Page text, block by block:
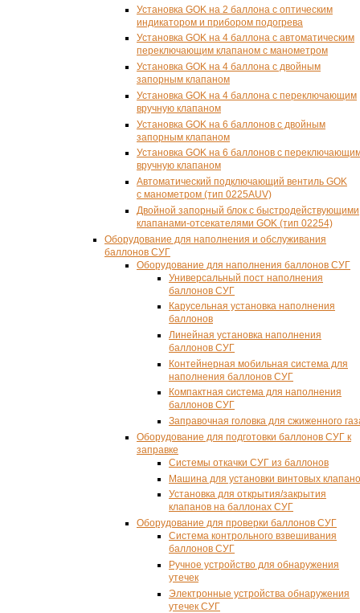
Установка GOK на 2 баллона с оптическим
индикатором и прибором подогрева
Установка GOK на 4 баллона с автоматическим
переключающим клапаном с манометром
Установка GOK на 4 баллона с двойным
запорным клапаном
Установка GOK на 4 баллона с переключающим
вручную клапаном
Установка GOK на 6 баллонов с двойным
запорным клапаном
Установка GOK на 6 баллонов с
вручную клапаном
Автоматический подключающий вентиль GOK
с манометром (тип 0225AUV)
Двойной запорный блок с быстродействующими
клапанами-отсекателями GOK (тип 02254)
Оборудование для наполнения и обслуживания
баллонов СУГ
Оборудование для наполнения баллонов СУГ
Универсальный пост наполнения
баллонов СУГ
Карусельная установка наполнения
баллонов
Линейная установка наполнения
баллонов СУГ
Контейнерная мобильная система для
наполнения баллонов СУГ
Компактная система для наполнения
баллонов СУГ
Заправочная головка для сжиженного
Оборудование для подготовки баллонов СУГ к
заправке
Системы откачки СУГ из баллонов
Машина для установки винтовых
Установка для открытия/закрытия
клапанов на баллонах СУГ
Оборудование для проверки баллонов СУГ
Система контрольного взвешивания
баллонов СУГ
Ручное устройство для обнаружения
утечек
Электронные устройства обнаружения
утечек СУГ